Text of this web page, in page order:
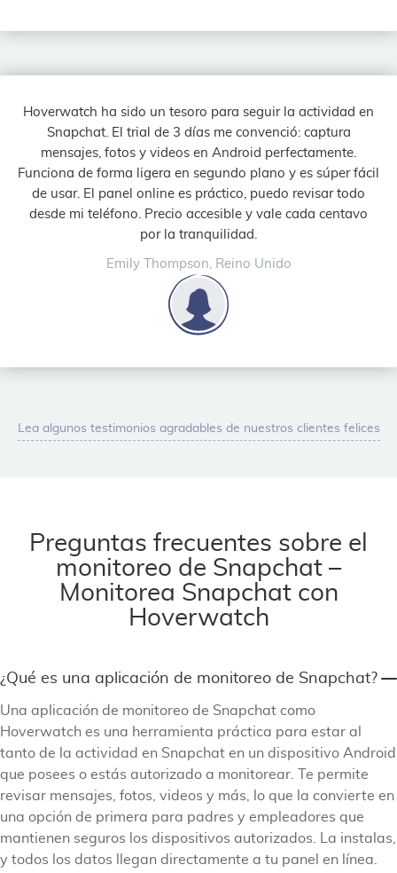
Hoverwatch ha sido un tesoro para seguir la actividad en
Snapchat. El trial de 3 días me convenció: captura
mensajes, fotos y videos en Android perfectamente.
Funciona de forma ligera en segundo plano y es súper fácil
de usar. El panel online es práctico, puedo revisar todo
desde mi teléfono. Precio accesible y vale cada centavo
por la tranquilidad.
Emily Thompson, Reino Unido
Lea algunos testimonios agradables de nuestros clientes felices
Preguntas frecuentes sobre el
monitoreo de Snapchat –
Monitorea Snapchat con
Hoverwatch
¿Qué es una aplicación de monitoreo de Snapchat?
Una aplicación de monitoreo de Snapchat como
Hoverwatch es una herramienta práctica para estar al
tanto de la actividad en Snapchat en un dispositivo Android
que posees o estás autorizado a monitorear. Te permite
revisar mensajes, fotos, videos y más, lo que la convierte en
una opción de primera para padres y empleadores que
mantienen seguros los dispositivos autorizados. La instalas,
y todos los datos llegan directamente a tu panel en línea.